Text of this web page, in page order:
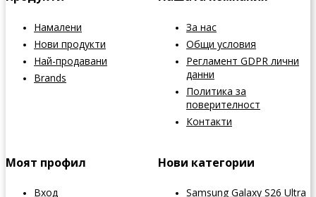
Намалени
Нови продукти
Най-продавани
Brands
За нас
Общи условия
Регламент GDPR лични
данни
Политика за
поверителност
Контакти
Моят профил
Вход
Нови категории
Samsung Galaxy S26 Ultra